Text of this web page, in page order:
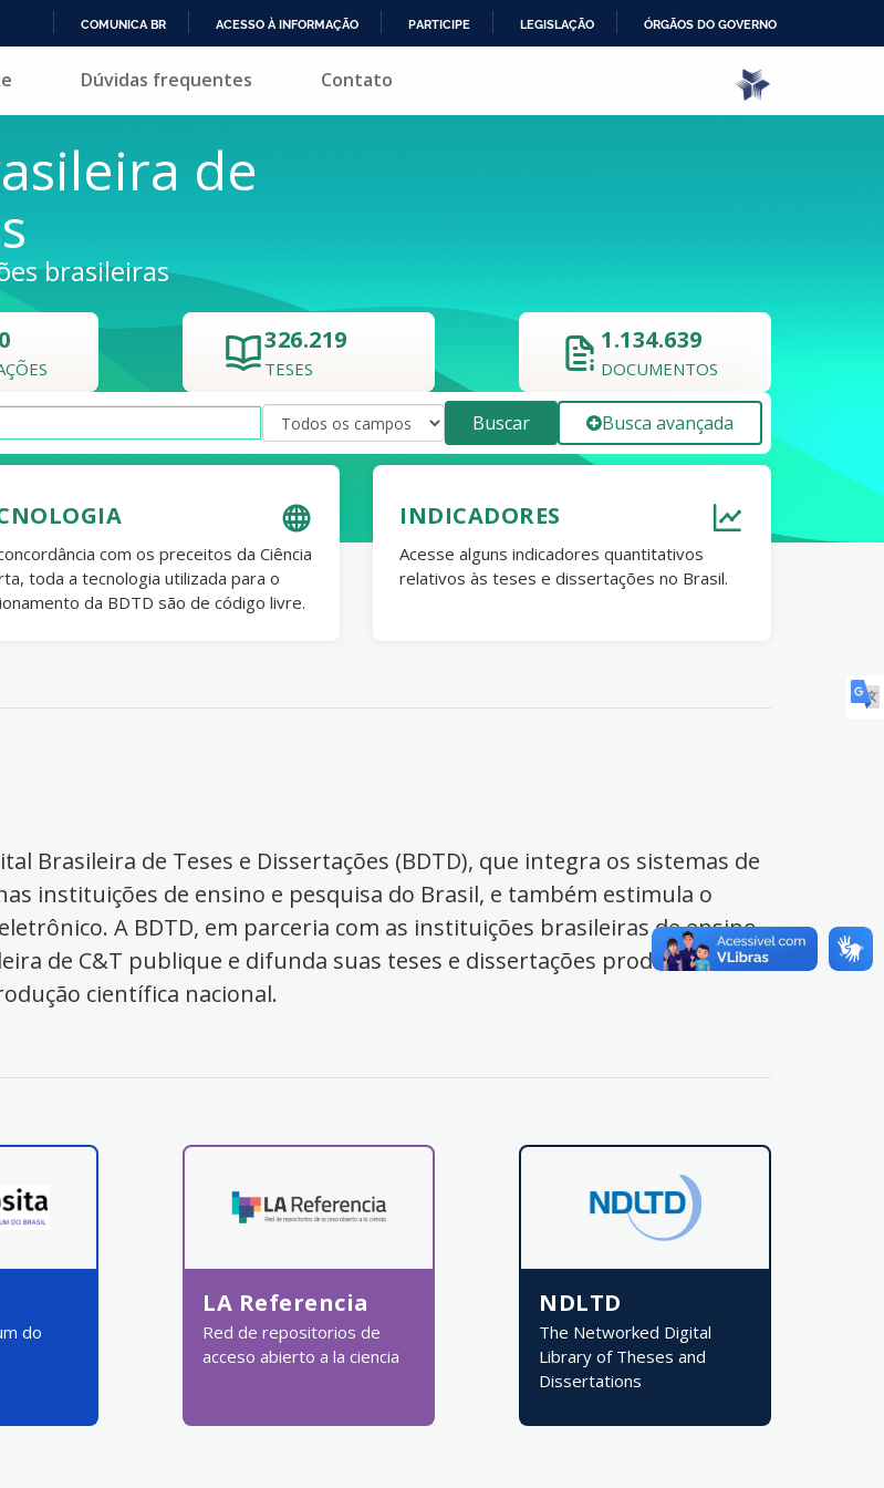
PARA
COMUNICA BR ACESSO À INFORMAÇÃO PARTICIPE LEGISLAÇÃO ÓRGÃOS DO GOVERNO
Dúvidas frequentes Contato
de
brasileiras
326.219
TESES
1.134.639
DOCUMENTOS
Buscar Busca avançada
com os preceitos da Ciência
toda a tecnologia utilizada para o
da BDTD são de código livre.
INDICADORES
Acesse alguns indicadores quantitativos
relativos às teses e dissertações no Brasil.
Brasileira de Teses e Dissertações (BDTD), que integra os sistemas de
instituições de ensino e pesquisa do Brasil, e também estimula o
A BDTD, em parceria com as instituições brasileiras de ensino
de C&T publique e difunda suas teses e dissertações produzidas no
científica nacional.
do
LA Referencia
Red de repositorios de
acceso abierto a la ciencia
NDLTD
The Networked Digital
Library of Theses and
Dissertations